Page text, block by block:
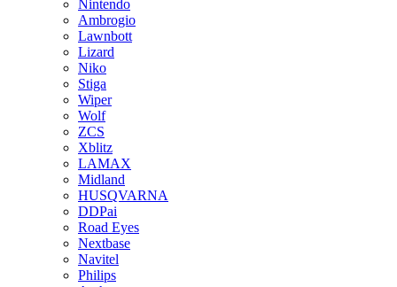
Nintendo
Ambrogio
Lawnbott
Lizard
Niko
Stiga
Wiper
Wolf
ZCS
Xblitz
LAMAX
Midland
HUSQVARNA
DDPai
Road Eyes
Nextbase
Navitel
Philips